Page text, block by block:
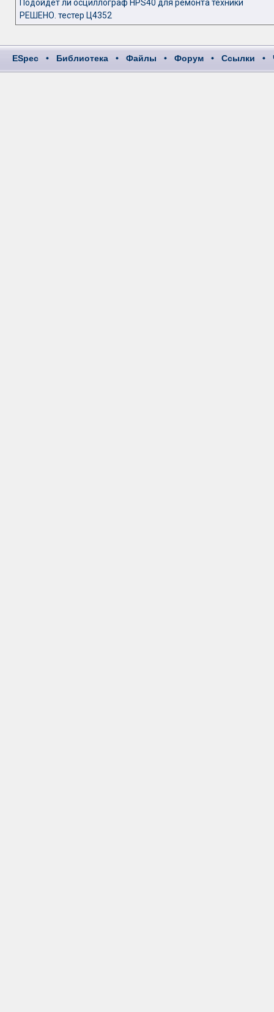
Подойдет ли осциллограф HPS40 для ремонта техники
РЕШЕНО. тестер Ц4352
ESpec • Библиотека • Файлы • Форум • Ссылки •